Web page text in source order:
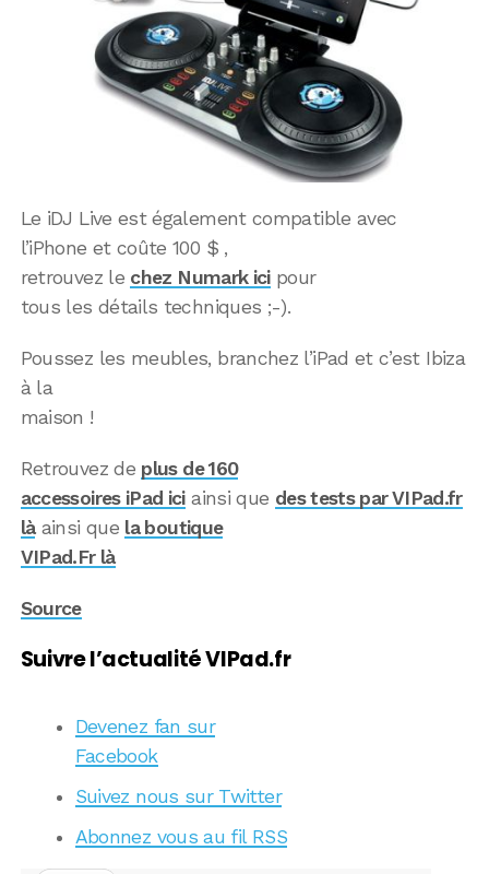
Le iDJ Live est également compatible avec
l’iPhone et coûte 100 $ ,
retrouvez le chez Numark icipour
tous les détails techniques ;-).
Poussez les meubles, branchez l’iPad et c’est Ibiza
à la
maison !
Retrouvez de plus de 160
accessoires iPad iciainsi que des tests par VIPad.fr
làainsi que la boutique
VIPad.Fr là
Source
Suivre l’actualité VIPad.fr
Devenez fan sur
Facebook
Suivez nous sur Twitter
Abonnez vous au fil RSS